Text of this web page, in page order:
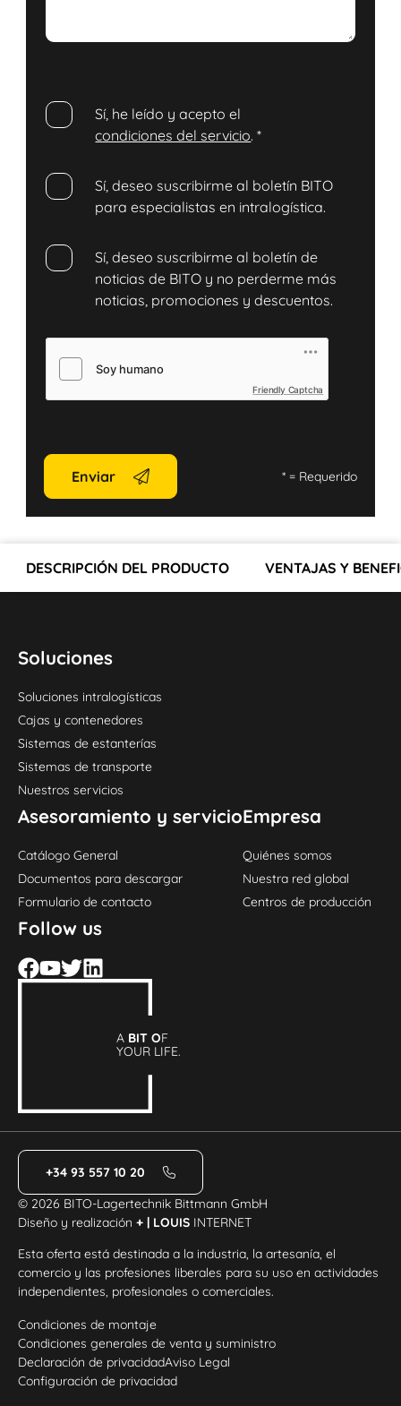
Sí, he leído y acepto el
condiciones del servicio.*
Sí, deseo suscribirme al boletín BITO
para especialistas en intralogística.
Sí, deseo suscribirme al boletín de
noticias de BITO y no perderme más
noticias, promociones y descuentos.
Friendly Captcha
Enviar *= Requerido
DESCRIPCIÓN DEL PRODUCTO VENTAJAS Y
Soluciones
Soluciones intralogísticas
Cajas y contenedores
Sistemas de estanterías
Sistemas de transporte
Nuestros servicios
Asesoramiento y servicio
Catálogo General
Documentos para descargar
Formulario de contacto
Empresa
Quiénes somos
Nuestra red global
Centros de producción
Follow us
A BIT OF
YOUR LIFE.
+34 93 557 10 20
© 2026 BITO-Lagertechnik Bittmann GmbH
Diseño y realización+ | LOUIS INTERNET
Esta oferta está destinada a la industria, la artesanía, el
comercio y las profesiones liberales para su uso en actividades
independientes, profesionales o comerciales.
Condiciones de montaje
Condiciones generales de venta y suministro
Declaración de privacidadAviso Legal
Configuración de privacidad